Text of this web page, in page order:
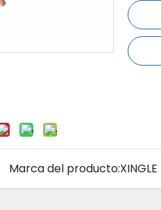
Marca del producto:XINGLE